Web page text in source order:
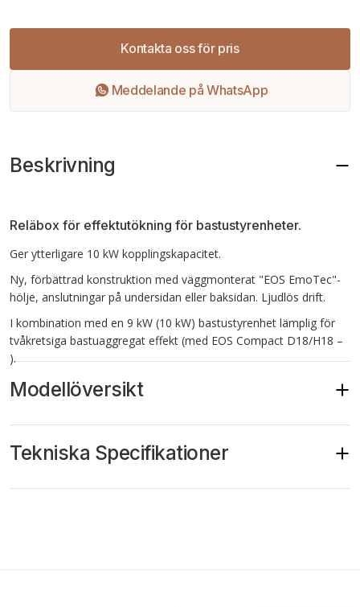
Kontakta oss för pris
Meddelande på WhatsApp
Beskrivning
Reläbox för effektutökning för bastustyrenheter.
Ger ytterligare 10 kW kopplingskapacitet.
Ny, förbättrad konstruktion med väggmonterat "EOS EmoTec"-
hölje, anslutningar på undersidan eller baksidan. Ljudlös drift.
I kombination med en 9 kW (10 kW) bastustyrenhet lämplig för
tvåkretsiga bastuaggregat effekt (med EOS Compact D18/H18 –
).
Modellöversikt
Artikelnr.
947805 PEB 10 ET
Tekniska Specifikationer